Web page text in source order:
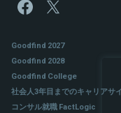
Goodfind 2027
Goodfind 2028
Goodfind College
社会人3年目までのキャリアサ
コンサル就職 FactLogic